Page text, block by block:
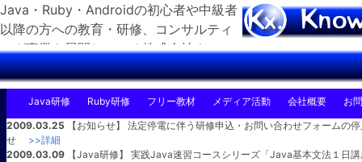
Java・Ruby・Androidの初心者や中級者
以降の方への教育・研修、コンサルティ
ング事業を展開している株式会社ナレッ
ジエックス
Java研修 Ruby研修 フリー教材 メディア活動 会社概要
お
2009.03.25 【お知らせ】 法定停電に伴う研修申込・お問い合わせフォームの
せ
>>詳細
2009.03.09 【Java研修】 実践Java速習コースシリーズ「Java基本文法１日